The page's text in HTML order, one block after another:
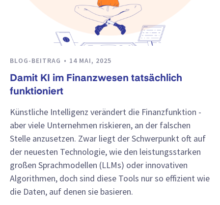
BLOG-BEITRAG 14 MAI, 2025
Damit KI im Finanzwesen tatsächlich
funktioniert
Künstliche Intelligenz verändert die Finanzfunktion -
aber viele Unternehmen riskieren, an der falschen
Stelle anzusetzen. Zwar liegt der Schwerpunkt oft auf
der neuesten Technologie, wie den leistungsstarken
großen Sprachmodellen (LLMs) oder innovativen
Algorithmen, doch sind diese Tools nur so effizient wie
die Daten, auf denen sie basieren.